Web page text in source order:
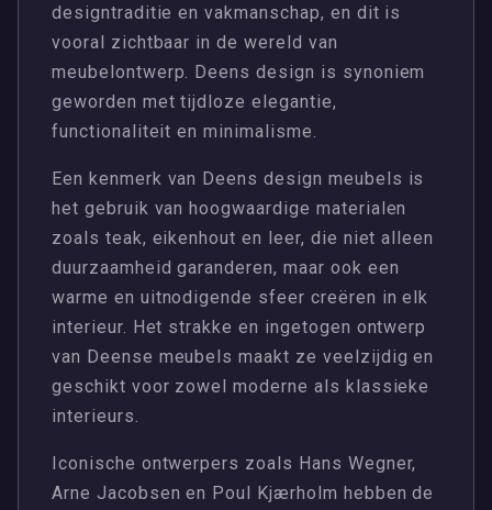
designtraditie en vakmanschap, en dit is
vooral zichtbaar in de wereld van
meubelontwerp. Deens design is synoniem
geworden met tijdloze elegantie,
functionaliteit en minimalisme.
Een kenmerk van Deens design meubels is
het gebruik van hoogwaardige materialen
zoals teak, eikenhout en leer, die niet alleen
duurzaamheid garanderen, maar ook een
warme en uitnodigende sfeer creëren in elk
interieur. Het strakke en ingetogen ontwerp
van Deense meubels maakt ze veelzijdig en
geschikt voor zowel moderne als klassieke
interieurs.
Iconische ontwerpers zoals Hans Wegner,
Arne Jacobsen en Poul Kjærholm hebben de